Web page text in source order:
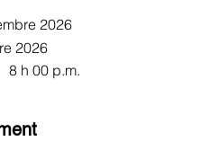
2026
2026
8 h 00 p.m.